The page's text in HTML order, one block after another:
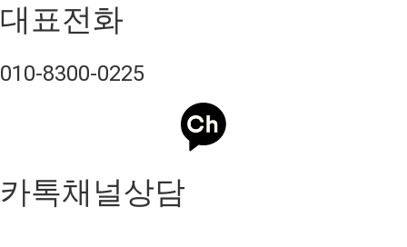
대표전화
010-8300-0225
카톡채널상담